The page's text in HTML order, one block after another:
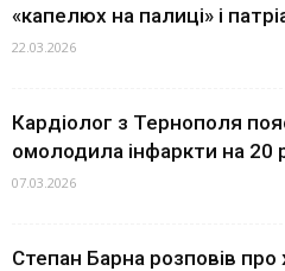
«капелюх на палиці» і
22.03.2026
Кардіолог з Тернополя
омолодила інфаркти на 20
07.03.2026
Степан Барна розповів